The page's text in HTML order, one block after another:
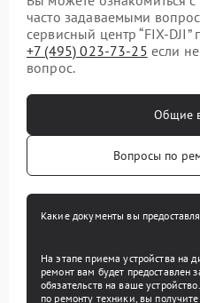
часто задаваемыми
сервисный центр “FIX-
+7 (495) 023-73-25 если
вопрос.
Общие
Вопросы по
Какие документы вы
На этапе приема устройства на
ремонт вам будет предоставлен
обязательств на ваше
по ремонту техники, вы